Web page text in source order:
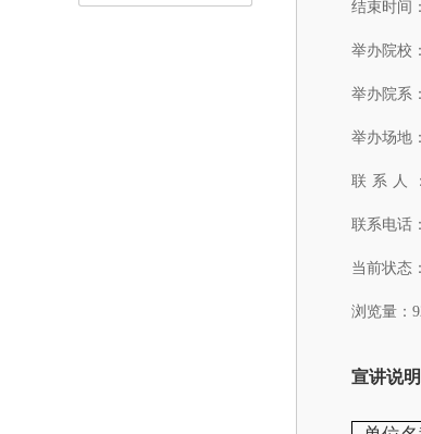
结束时间：
举办院校：
举办院系：
举办场地：
联系人
联系电话：
当前状态：
浏览量：
宣讲说明